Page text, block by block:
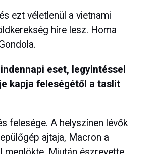
ezt véletlenül a vietnami
híre lesz. Homa
eset, legyintéssel
kapja feleségétől a taslit
felesége. A helyszínen lévők
ajtaja, Macron a